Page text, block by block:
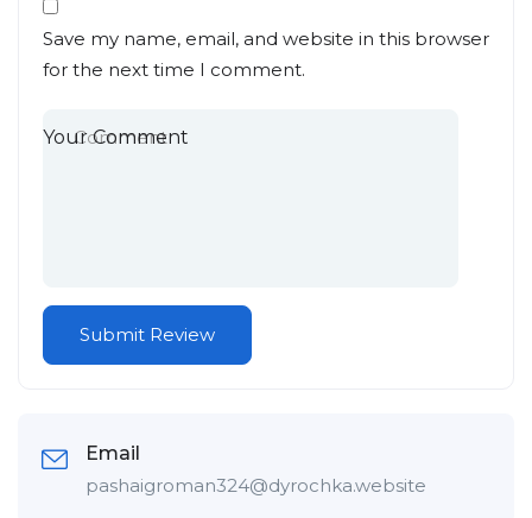
Save my name, email, and website in this browser
for the next time I comment.
Your Comment
Email
pashaigroman324@dyrochka.website